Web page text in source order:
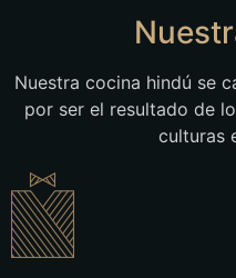
Nuestra cocina hindú se
por ser el resultado de
culturas